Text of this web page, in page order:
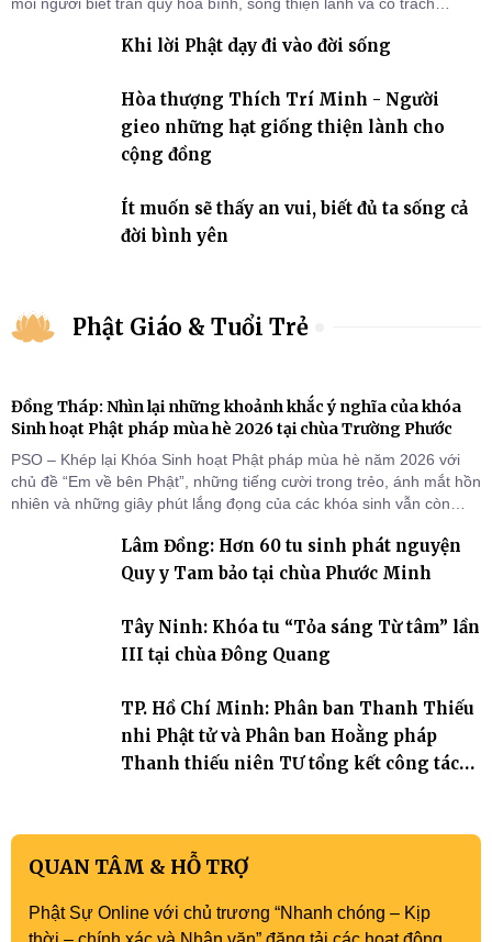
Khi lời Phật dạy đi vào đời sống
Hòa thượng Thích Trí Minh - Người
gieo những hạt giống thiện lành cho
cộng đồng
Ít muốn sẽ thấy an vui, biết đủ ta sống cả
đời bình yên
Phật Giáo & Tuổi Trẻ
Đồng Tháp: Nhìn lại những khoảnh khắc ý nghĩa của khóa
Sinh hoạt Phật pháp mùa hè 2026 tại chùa Trường Phước
PSO – Khép lại Khóa Sinh hoạt Phật pháp mùa hè năm 2026 với
chủ đề “Em về bên Phật”, những tiếng cười trong trẻo, ánh mắt hồn
nhiên và những giây phút lắng đọng của các khóa sinh vẫn còn
Tháp). Những tuần tu học ngắn ngủi nhưng đã trở thành hành
trang quý báu, gieo những hạt giống thiện l
Lâm Đồng: Hơn 60 tu sinh phát nguyện
Quy y Tam bảo tại chùa Phước Minh
Tây Ninh: Khóa tu “Tỏa sáng Từ tâm” lần
III tại chùa Đông Quang
TP. Hồ Chí Minh: Phân ban Thanh Thiếu
nhi Phật tử và Phân ban Hoằng pháp
Thanh thiếu niên TƯ tổng kết công tác
QUAN TÂM & HỖ TRỢ
Phật Sự Online với chủ trương “Nhanh chóng – Kịp